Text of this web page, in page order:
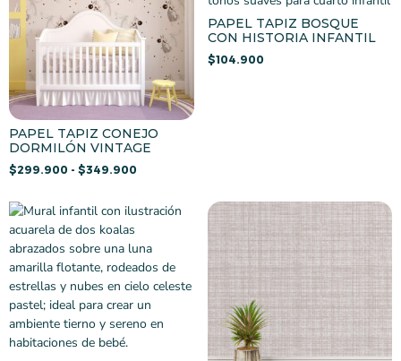
PAPEL TAPIZ CONEJO
DORMILÓN VINTAGE
$299.900 - $349.900
PAPEL TAPIZ BOSQUE
CON HISTORIA INFANTIL
$104.900